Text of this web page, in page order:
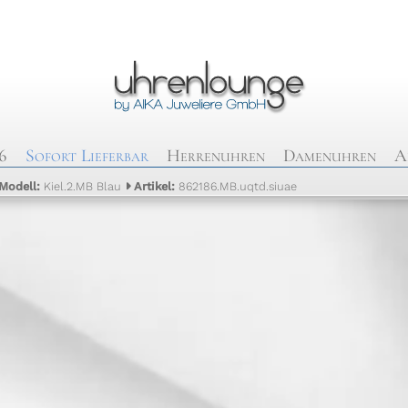
Sofort Lieferbar Herrenuhren Damenuhren
Kiel.2.MB Blau Artikel: 862186.MB.uqtd.siuae